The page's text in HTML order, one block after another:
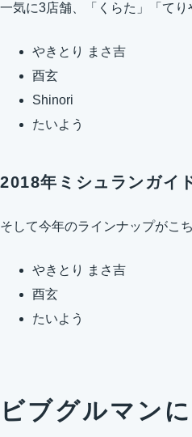
一気に3店舗、「くらた」「てり
やきとり まさ吉
酉玄
Shinori
たいよう
2018年ミシュランガイ
そして今年のラインナップがこ
やきとり まさ吉
酉玄
たいよう
ビブグルマン